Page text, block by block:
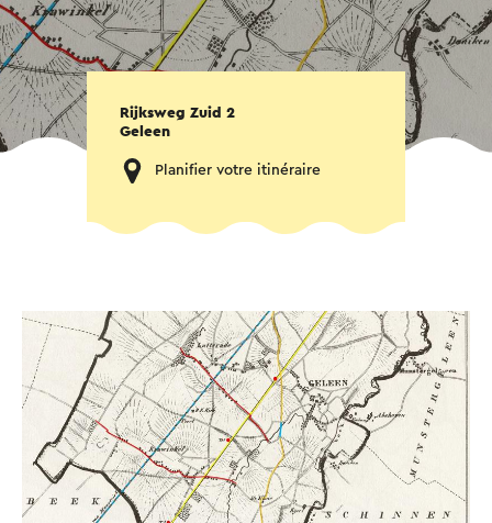
Rijksweg Zuid 2
Geleen
Planifier votre itinéraire